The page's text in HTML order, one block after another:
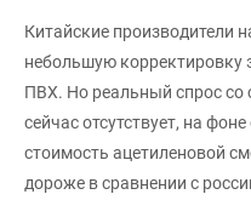
Китайские производители
небольшую корректировку
ПВХ. Но реальный спрос со
сейчас отсутствует, на
стоимость ацетиленовой
дороже в сравнении с